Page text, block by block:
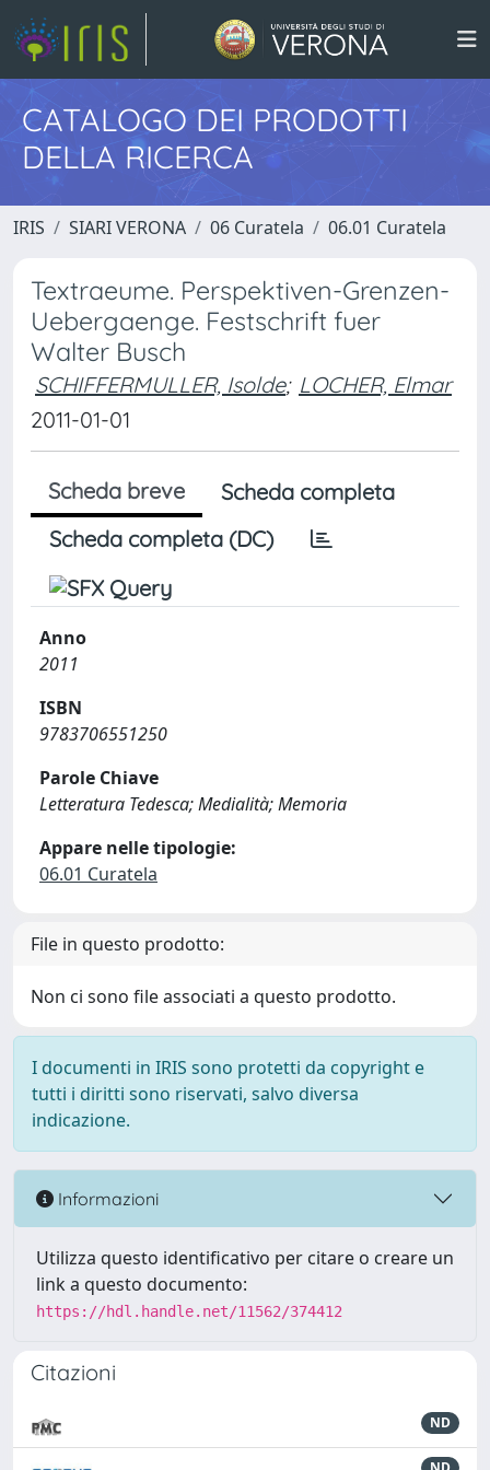
CATALOGO DEI PRODOTTI
DELLA RICERCA
IRIS SIARI VERONA 06 Curatela 06.01 Curatela
Textraeume. Perspektiven-Grenzen-
Uebergaenge. Festschrift fuer
Walter Busch
SCHIFFERMULLER, Isolde; LOCHER, Elmar
2011-01-01
Scheda breve
Scheda completa
Scheda completa (DC)
Anno
2011
ISBN
9783706551250
Parole Chiave
Letteratura Tedesca; Medialità; Memoria
Appare nelle tipologie:
06.01 Curatela
File in questo prodotto:
Non ci sono file associati a questo prodotto.
I documenti in IRIS sono protetti da copyright e
tutti i diritti sono riservati, salvo diversa
indicazione.
Informazioni
Utilizza questo identificativo per citare o creare un
link a questo documento:
https://hdl.handle.net/11562/374412
Citazioni
ND